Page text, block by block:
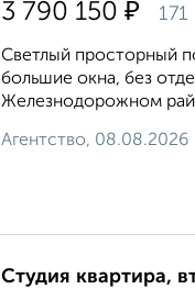
3 790 150 ₽ 171
Светлый просторный
большие окна, без
Железнодорожном
Агентство, 08.08.2026
Студия квартира,